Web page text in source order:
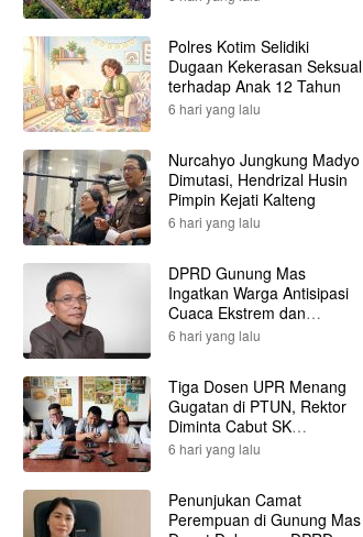
Polres Kotim Selidiki
Dugaan Kekerasan Seksual
terhadap Anak 12 Tahun
6 hari yang lalu
Nurcahyo Jungkung Madyo
Dimutasi, Hendrizal Husin
Pimpin Kejati Kalteng
6 hari yang lalu
DPRD Gunung Mas
Ingatkan Warga Antisipasi
Cuaca Ekstrem dan
Karhutla
6 hari yang lalu
Tiga Dosen UPR Menang
Gugatan di PTUN, Rektor
Diminta Cabut SK
Pemberhentian
6 hari yang lalu
Penunjukan Camat
Perempuan di Gunung Mas